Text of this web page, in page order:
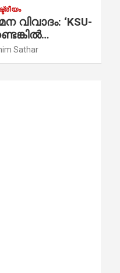
മാത്രമാണ്
സാബുവിന്റേത്
നേട്ടത്തിനുള്ള
ഫോണ്‍
20 വിട്ടു
വിവാദം: ‘KSU-
രമേശ്
Sathar